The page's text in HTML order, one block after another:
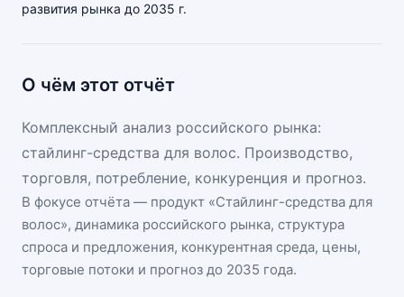
развития рынка до 2035 г.
О чём этот отчёт
Комплексный анализ российского рынка:
стайлинг-средства для волос. Производство,
торговля, потребление, конкуренция и прогноз.
В фокусе отчёта — продукт «Стайлинг-средства для
волос», динамика российского рынка, структура
спроса и предложения, конкурентная среда, цены,
торговые потоки и прогноз до 2035 года.